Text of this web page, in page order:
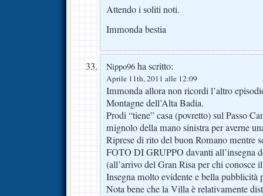
Attendo i soliti noti.
Immonda bestia
Nippo96 ha scritto:
Aprile 11th, 2011 alle 12:09
Immonda allora non ricordi l’altro
Montagne dell’Alta Badia.
Prodi “tiene” casa (povretto) sul Passo
mignolo della mano sinistra per averne
Riprese di rito del buon Romano mentre
FOTO DI GRUPPO davanti all’insegna
(all’arrivo del Gran Risa per chi conosce
Insegna molto evidente e bella pubblicità
Nota bene che la Villa è relativamente